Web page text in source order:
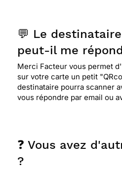
💬 Le
peut-il me
Merci Facteur vous permet
sur votre carte un petit
destinataire pourra scanner
vous répondre par email ou
❓ Vous avez
?